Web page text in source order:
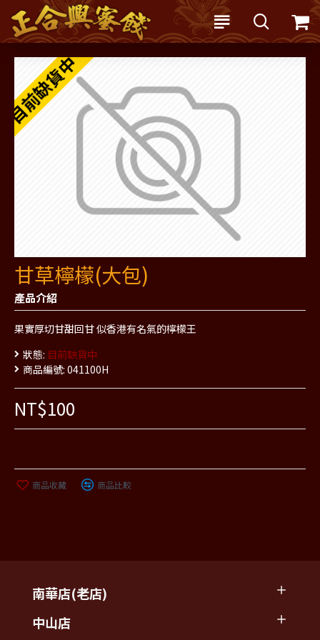
目前缺貨中
甘草檸檬(大包)
產品介紹
果實厚切甘甜回甘 似香港有名氣的檸檬王
狀態: 目前缺貨中
商品編號: 041100H
NT$100
商品收藏 商品比較
南華店(老店)
中山店